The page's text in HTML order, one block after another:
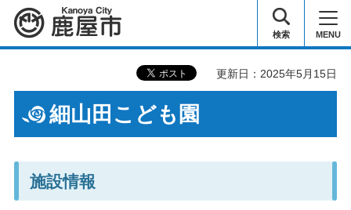
鹿屋市 検索 MENU
更新日：2025年5月15日
細山田こども園
施設情報